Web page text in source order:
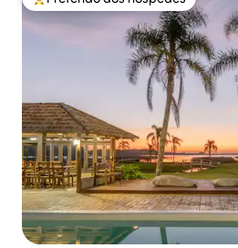
Entre os melhores preferidos dos